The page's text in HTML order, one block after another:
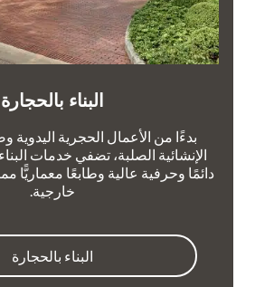
البناء بالحجارة
بدءًا من الأعمال الحجرية اليدوية
الإنشائية الصلبة، تضفي خدمات
دائمًا وحرفية عالية وطابعًا معماريًّا
خارجية.
البناء بالحجارة